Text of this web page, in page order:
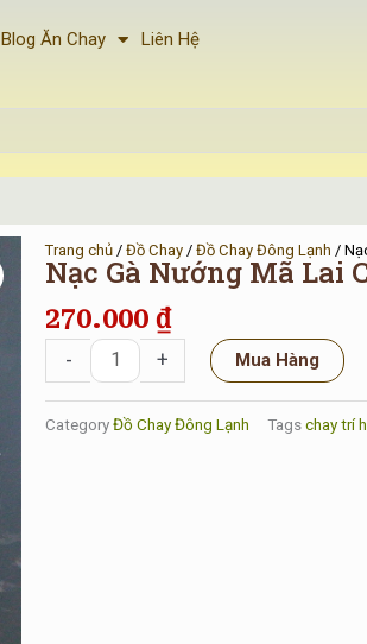
Blog Ăn Chay Liên Hệ
Trang chủ / Đồ Chay / Đồ Chay Đông Lạnh /
Nạc Gà Nướng Mã Lai
270.000 ₫
-
Gà
Nướng
Mã
+ Mua Hàng
CategoryĐồ Chay Đông Lạnh Tagschay trí